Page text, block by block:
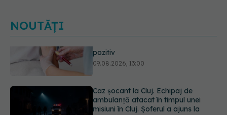
NOUTĂȚI
Caz șocant la Cluj. Echipaj de
operație.
09.08.2026, 12:55